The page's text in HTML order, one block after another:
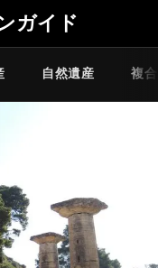
ガイド
自然遺産 複